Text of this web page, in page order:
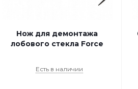
Нож для демонтажа
лобового стекла Force
Есть в наличии